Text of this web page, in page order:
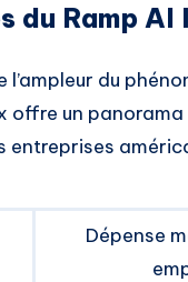
du Ramp AI
l’ampleur du
offre un
entreprises
Dépense